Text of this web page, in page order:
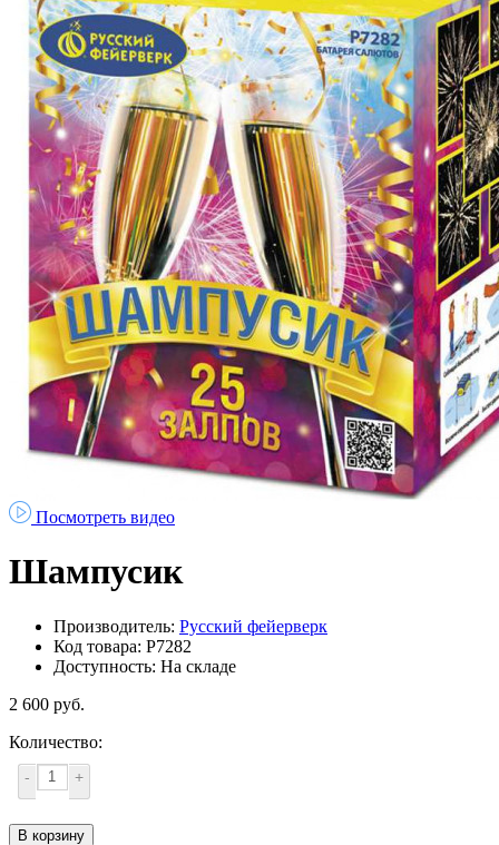
Посмотреть видео
Шампусик
Производитель: Русский фейерверк
Код товара: Р7282
Доступность: На складе
2 600 руб.
Количество:
- +
В корзину